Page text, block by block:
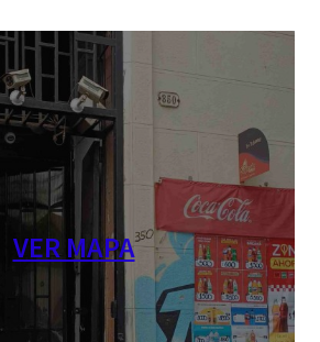
VER MAPA